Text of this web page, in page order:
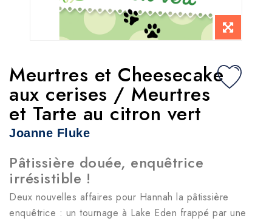
Meurtres et Cheesecake
aux cerises / Meurtres
et Tarte au citron vert
Joanne Fluke
Pâtissière douée, enquêtrice
irrésistible !
Deux nouvelles affaires pour Hannah la pâtissière
enquêtrice : un tournage à Lake Eden frappé par une